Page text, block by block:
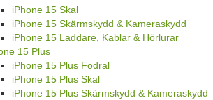
iPhone 15 Skal
iPhone 15 Skärmskydd & Kameraskydd
iPhone 15 Laddare, Kablar & Hörlurar
15 Plus
iPhone 15 Plus Fodral
iPhone 15 Plus Skal
iPhone 15 Plus Skärmskydd & Kameraskydd